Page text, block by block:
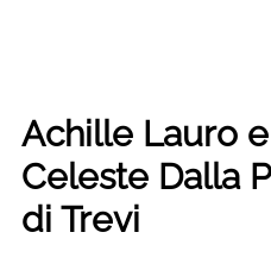
Achille Lauro
Celeste Dalla
di Trevi